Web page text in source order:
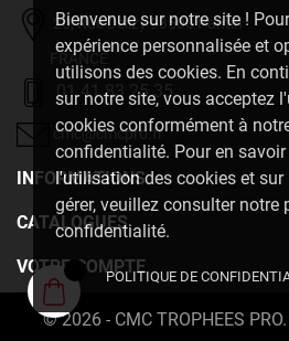
Bienvenue sur notre site !
expérience personnalisée et
utilisons des cookies. En
sur notre site, vous acceptez
cookies conformément à
confidentialité. Pour en
l'utilisation des cookies et sur
gérer, veuillez consulter notre
confidentialité.
POLITIQUE DE
20, Rue Delizy 93500 Pantin
FRANCE
01 41 83 25 35
cmc@cmcpro.fr
INFORMATIONS
CATALOGUES
VOTRE COMPTE
© 2026 - CMC TROPHEES